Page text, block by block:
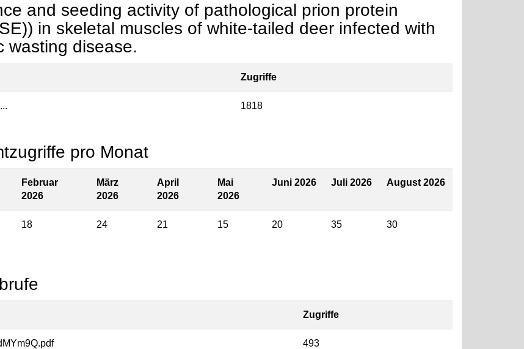
and seeding activity of pathological prion protein
in skeletal muscles of white-tailed deer infected with
wasting disease.
Zugriffe
1818
pro Monat
Februar
2026
März
2026
April
2026
Mai
2026
Juni 2026 Juli 2026 August 2026
18 24 21 15 20 35 30
Zugriffe
493